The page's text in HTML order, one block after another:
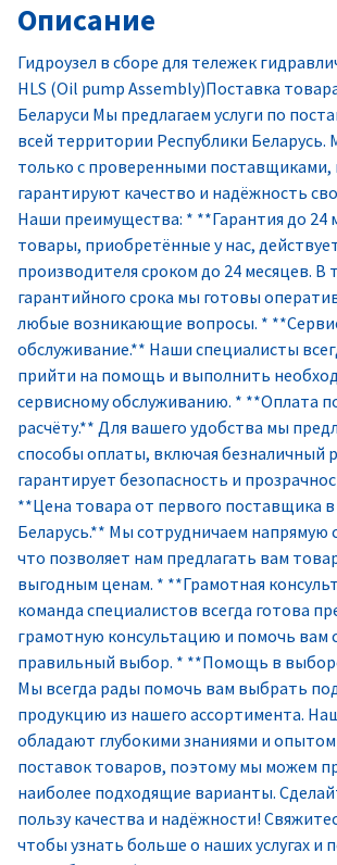
Описание
Гидроузел в сборе для тележек
HLS (Oil pump Assembly)Поставка
Беларуси Мы предлагаем услуги по
всей территории Республики
только с проверенными поставщиками,
гарантируют качество и надёжность
Наши преимущества: * **Гарантия до 24
товары, приобретённые у нас,
производителя сроком до 24 месяцев. В
гарантийного срока мы готовы
любые возникающие вопросы. *
обслуживание.** Наши специалисты
прийти на помощь и выполнить
сервисному обслуживанию. * **Оплата
расчёту.** Для вашего удобства мы
способы оплаты, включая безналичный
гарантирует безопасность и
**Цена товара от первого поставщика в
Беларусь.** Мы сотрудничаем напрямую
что позволяет нам предлагать вам
выгодным ценам. * **Грамотная
команда специалистов всегда готова
грамотную консультацию и помочь вам
правильный выбор. * **Помощь в
Мы всегда рады помочь вам выбрать
продукцию из нашего ассортимента.
обладают глубокими знаниями и
поставок товаров, поэтому мы можем
наиболее подходящие варианты.
пользу качества и надёжности!
чтобы узнать больше о наших услугах и